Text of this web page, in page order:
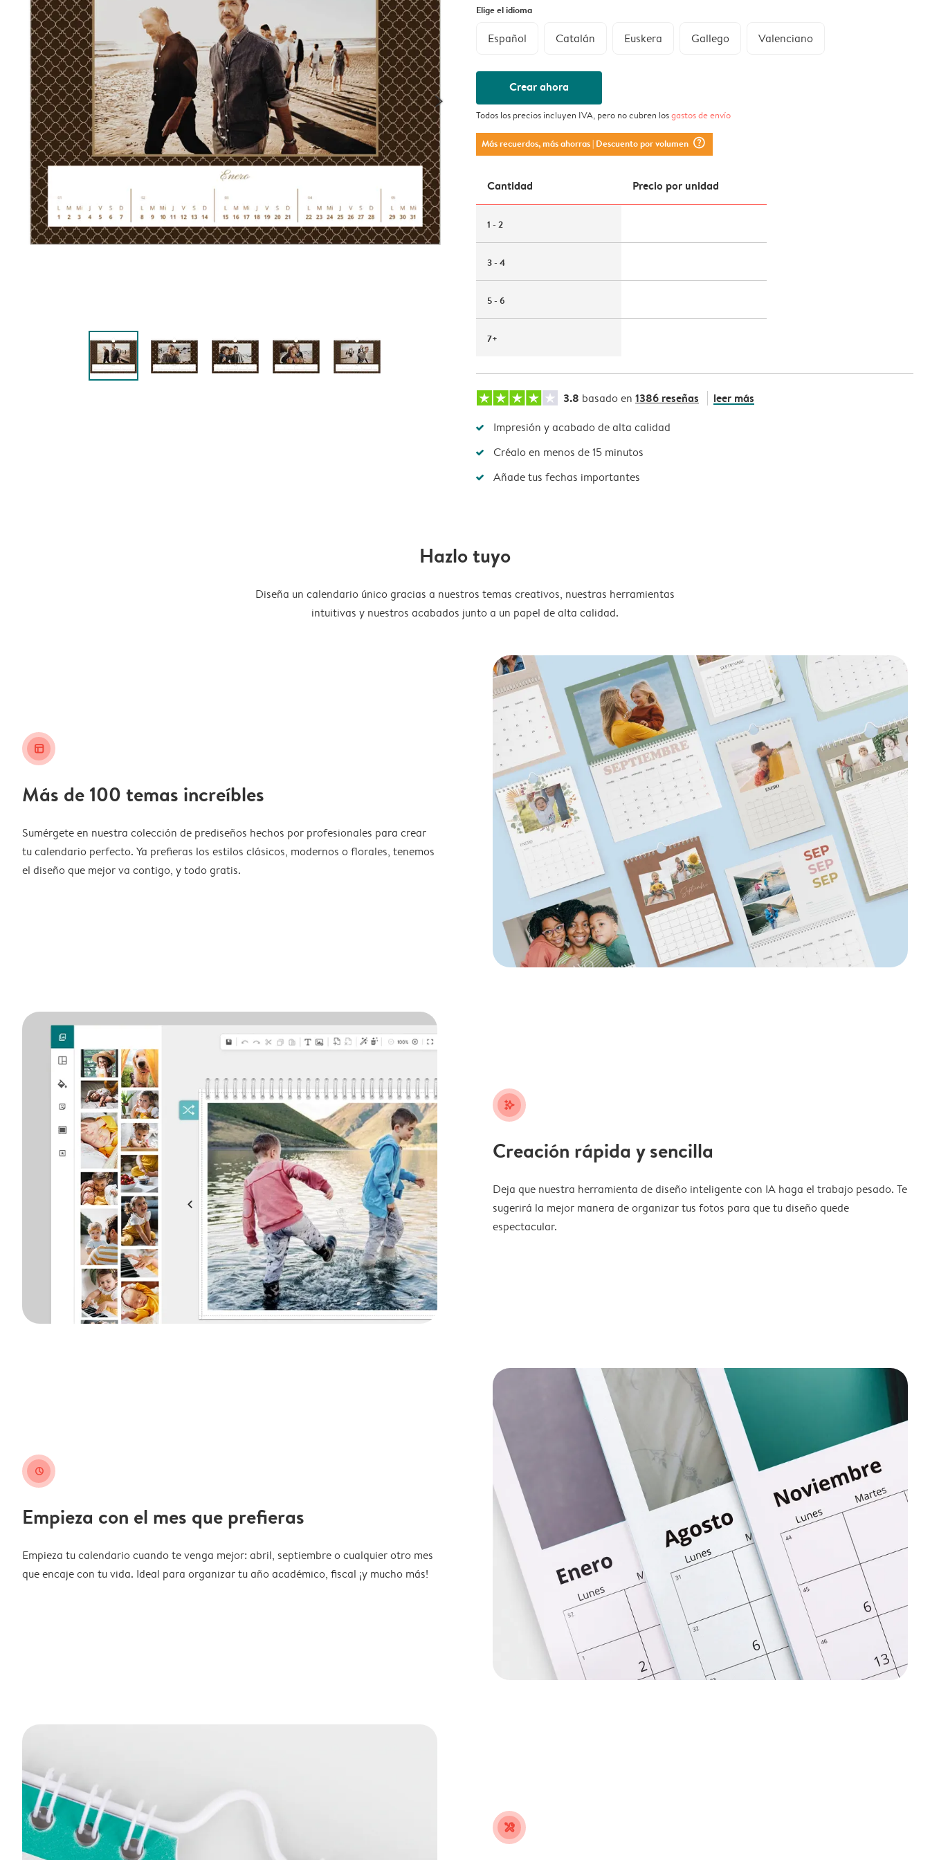
Elige el idioma
Español Catalán Euskera Gallego Valenciano
Crear ahora
Todos los precios incluyen IVA, pero no cubren losgastos de envío
Más recuerdos, más ahorras| Descuento por volumen question_mark_circle
Cantidad Precio por unidad
1 - 2
3 - 4
5 - 6
7+
3.8 basado en 1386 reseñas leer más
Impresión y acabado de alta calidad
Créalo en menos de 15 minutos
Añade tus fechas importantes
Hazlo tuyo
Diseña un calendario único gracias a nuestros temas creativos, nuestras herramientas
intuitivas y nuestros acabados junto a un papel de alta calidad.
layout_alt
Más de 100 temas increíbles
Sumérgete en nuestra colección de prediseños hechos por profesionales para crear
tu calendario perfecto. Ya prefieras los estilos clásicos, modernos o florales, tenemos
el diseño que mejor va contigo, y todo gratis.
stars_plus
Creación rápida y sencilla
Deja que nuestra herramienta de diseño inteligente con IA haga el trabajo pesado. Te
sugerirá la mejor manera de organizar tus fotos para que tu diseño quede
espectacular.
clock
Empieza con el mes que prefieras
Empieza tu calendario cuando te venga mejor: abril, septiembre o cualquier otro mes
que encaje con tu vida. Ideal para organizar tu año académico, fiscal ¡y mucho más!
tools